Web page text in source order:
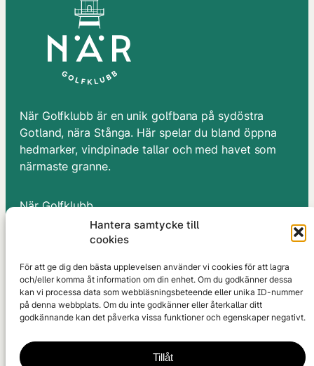
Hantera samtycke till
cookies
För att ge dig den bästa upplevelsen använder vi cookies för att lagra
och/eller komma åt information om din enhet. Om du godkänner dessa
kan vi processa data som webbläsningsbeteende eller unika ID-nummer
på denna webbplats. Om du inte godkänner eller återkallar ditt
godkännande kan det påverka vissa funktioner och egenskaper negativt.
Tillåt
När Golfklubb är en unik golfbana på sydöstra
Gotland, nära Stånga. Här spelar du bland öppna
hedmarker, vindpinade tallar och med havet som
närmaste granne.
När Golfklubb
När Smiss 713
62348 Stånga
Golfbanan
Tävlingar
Kurser & Lektioner
Restaurang